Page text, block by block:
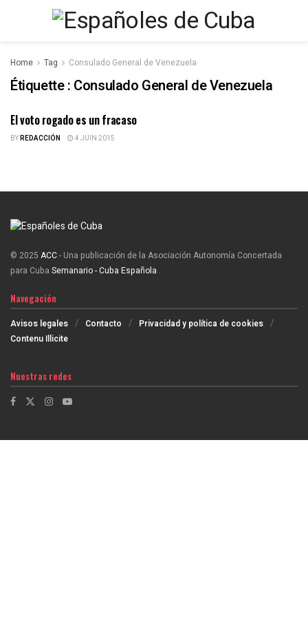
Home Tag Consulado General de Venezuela
Étiquette : Consulado General de Venezuela
ESPAÑOLES DE CUBA
El voto rogado es un fracaso
BYREDACCIÓN 4 JUIN 2015
© 2025 ACC- Una publicación de la Asociación Autonomía Concertada
para Cuba Semanario - Cuba Española .
Navegación
Avisos legales Contacto
Privacidad y política de cookies
Contenu Illicite
Nuestras redes